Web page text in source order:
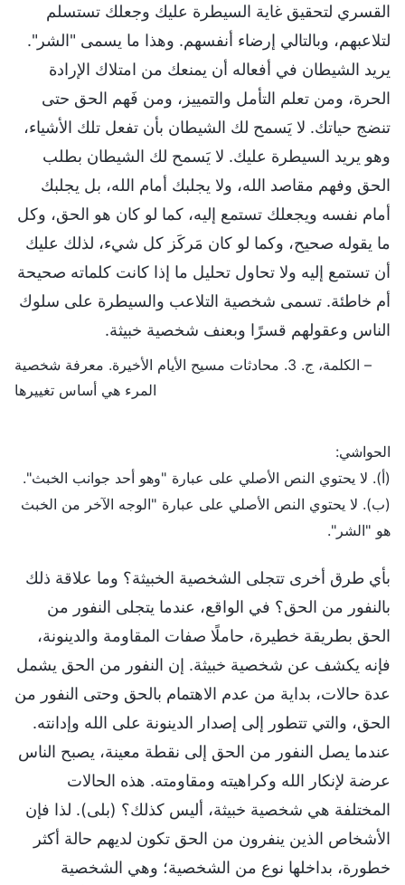
القسري لتحقيق غاية السيطرة عليك وجعلك تستسلم
لتلاعبهم، وبالتالي إرضاء أنفسهم. وهذا ما يسمى "الشر".
يريد الشيطان في أفعاله أن يمنعك من امتلاك الإرادة
الحرة، ومن تعلم التأمل والتمييز، ومن فَهم الحق حتى
تنضج حياتك. لا يَسمح لك الشيطان بأن تفعل تلك الأشياء،
وهو يريد السيطرة عليك. لا يَسمح لك الشيطان بطلب
الحق وفهم مقاصد الله، ولا يجلبك أمام الله، بل يجلبك
أمام نفسه ويجعلك تستمع إليه، كما لو كان هو الحق، وكل
ما يقوله صحيح، وكما لو كان مَركَز كل شيء، لذلك عليك
أن تستمع إليه ولا تحاول تحليل ما إذا كانت كلماته صحيحة
أم خاطئة. تسمى شخصية التلاعب والسيطرة على سلوك
الناس وعقولهم قسرًا وبعنف شخصية خبيثة.
– الكلمة، ج. 3. محادثات مسيح الأيام الأخيرة. معرفة شخصية
المرء هي أساس تغييرها
الحواشي:
(أ). لا يحتوي النص الأصلي على عبارة "وهو أحد جوانب الخبث".
(ب). لا يحتوي النص الأصلي على عبارة "الوجه الآخر من الخبث
هو "الشر".
بأي طرق أخرى تتجلى الشخصية الخبيثة؟ وما علاقة ذلك
بالنفور من الحق؟ في الواقع، عندما يتجلى النفور من
الحق بطريقة خطيرة، حاملًا صفات المقاومة والدينونة،
فإنه يكشف عن شخصية خبيثة. إن النفور من الحق يشمل
عدة حالات، بداية من عدم الاهتمام بالحق وحتى النفور من
الحق، والتي تتطور إلى إصدار الدينونة على الله وإدانته.
عندما يصل النفور من الحق إلى نقطة معينة، يصبح الناس
عرضة لإنكار الله وكراهيته ومقاومته. هذه الحالات
المختلفة هي شخصية خبيثة، أليس كذلك؟ (بلى). لذا فإن
الأشخاص الذين ينفرون من الحق تكون لديهم حالة أكثر
خطورة، بداخلها نوع من الشخصية؛ وهي الشخصية